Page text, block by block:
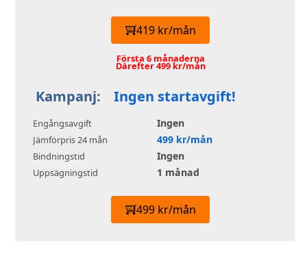
419 kr/mån
Första 6 månaderna
Därefter 499 kr/mån
Kampanj: Ingen startavgift!
Engångsavgift Ingen
Jämförpris 24 mån 499 kr/mån
Bindningstid Ingen
Uppsägningstid 1 månad
499 kr/mån